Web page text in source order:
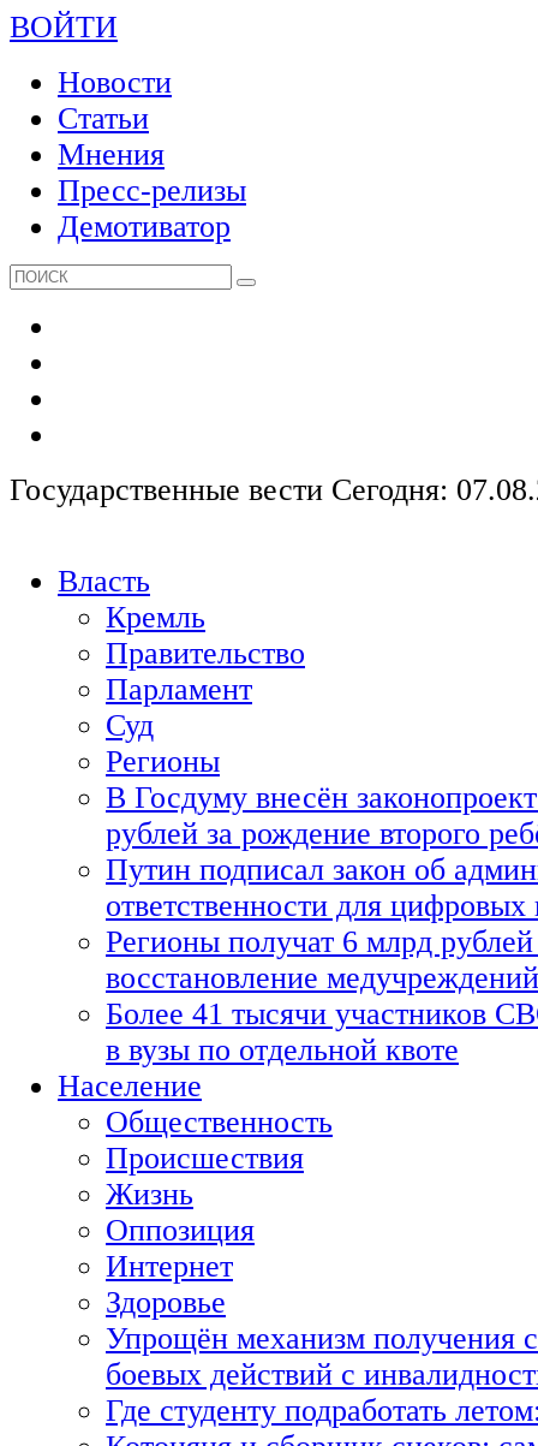
ВОЙТИ
Новости
Статьи
Мнения
Пресс-релизы
Демотиватор
Государственные вести Сегодня:
Власть
Кремль
Правительство
Парламент
Суд
Регионы
В Госдуму внесён
рублей за рождение второго
Путин подписал закон об
ответственности для
Регионы получат 6 млрд рублей
восстановление медучреждений
Более 41 тысячи участников
в вузы по отдельной квоте
Население
Общественность
Происшествия
Жизнь
Оппозиция
Интернет
Здоровье
Упрощён механизм получения
боевых действий с
Где студенту подработать